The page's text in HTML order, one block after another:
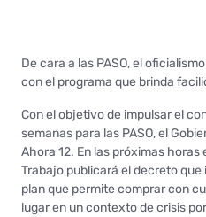
De cara a las PASO, el
con el programa que brinda
Con el objetivo de impulsar el
semanas para las PASO, el
Ahora 12. En las próximas
Trabajo publicará el decreto
plan que permite comprar con
lugar en un contexto de crisis